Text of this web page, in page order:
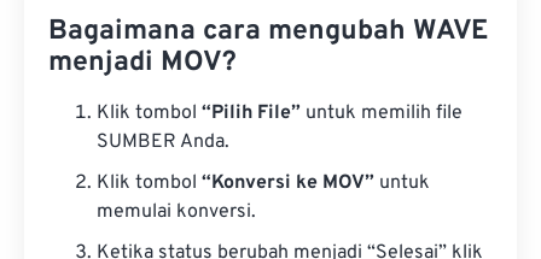
Bagaimana cara mengubah WAVE
menjadi MOV?
Klik tombol “Pilih File” untuk memilih file
SUMBER Anda.
Klik tombol “Konversi ke MOV” untuk
memulai konversi.
Ketika status berubah menjadi “Selesai” klik